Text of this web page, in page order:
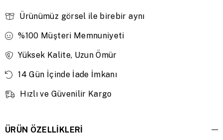
Ürünümüz görsel ile birebir aynı
%100 Müşteri Memnuniyeti
Yüksek Kalite, Uzun Ömür
14 Gün İçinde İade İmkanı
Hızlı ve Güvenilir Kargo
ÜRÜN ÖZELLIKLERI